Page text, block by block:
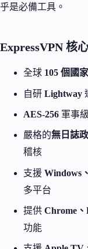
乎是必備工具。
ExpressVPN 核
全球 105 個國家
自研 Lightway
AES-256 軍事
嚴格的無日誌
稽核
支援 Windows
多平台
提供 Chrome
功能